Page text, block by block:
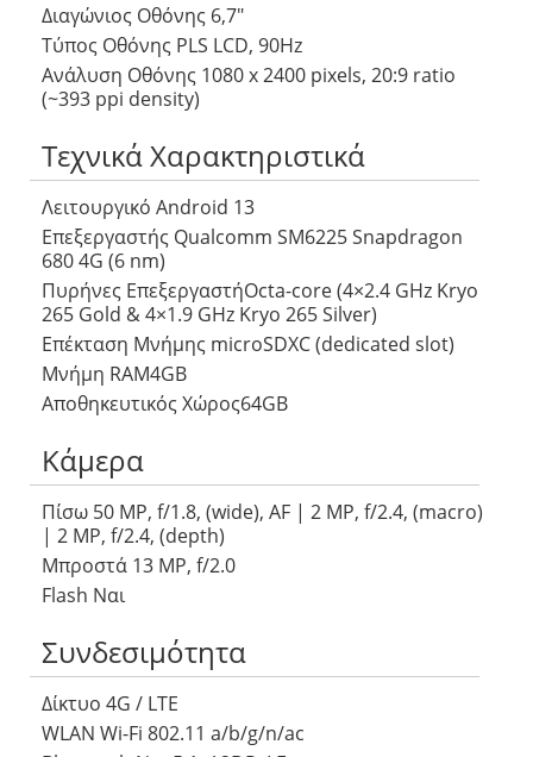
Διαγώνιος Οθόνης 6,7″
Τύπος Οθόνης PLS LCD, 90Hz
Ανάλυση Οθόνης 1080 x 2400 pixels, 20:9 ratio
(~393 ppi density)
Τεχνικά Χαρακτηριστικά
Λειτουργικό Android 13
Επεξεργαστής Qualcomm SM6225 Snapdragon
680 4G (6 nm)
Πυρήνες ΕπεξεργαστήOcta-core (4×2.4 GHz Kryo
265 Gold & 4×1.9 GHz Kryo 265 Silver)
Επέκταση Μνήμης microSDXC (dedicated slot)
Μνήμη RAM4GB
Αποθηκευτικός Χώρος64GB
Κάμερα
Πίσω 50 MP, f/1.8, (wide), AF | 2 MP, f/2.4, (macro)
| 2 MP, f/2.4, (depth)
Μπροστά 13 MP, f/2.0
Flash Ναι
Συνδεσιμότητα
Δίκτυο 4G / LTE
WLAN Wi-Fi 802.11 a/b/g/n/ac